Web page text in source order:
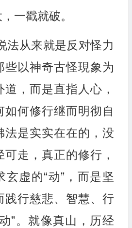
一戳就破。
法从来就是反对怪力
些以神奇古怪現象为
，而是直指人心，
如何修行继而明彻自
法是实实在在的，没
走，真正的修行，
玄虚的“动”，而是坚
践行慈悲、智慧、行
”。就像真山，历经